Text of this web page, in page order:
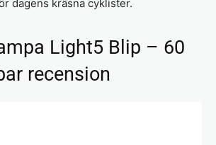
dagens kräsna cyklister.
Light5 Blip – 60
recension